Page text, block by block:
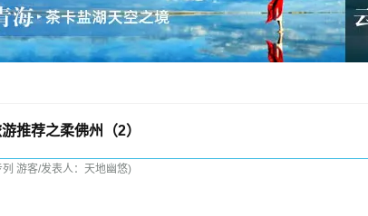
推荐之柔佛州（2）
游客/发表人：天地幽悠)